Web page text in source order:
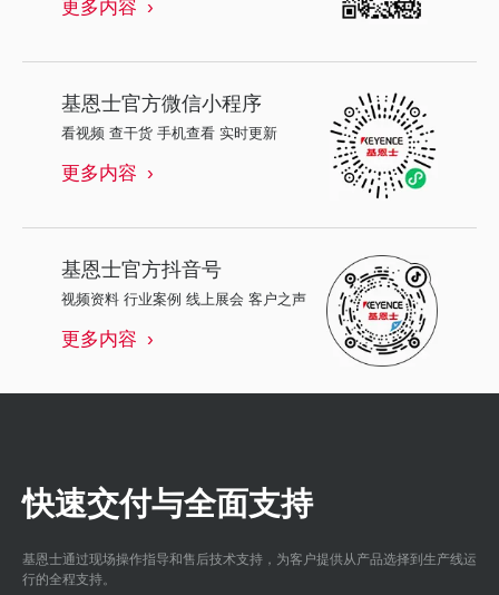
基恩士官方微信小程序
看视频 查干货 手机查看 实时更新
更多内容
基恩士官方抖音号
视频资料 行业案例 线上展会 客户之声
更多内容
快速交付与全面支持
基恩士通过现场操作指导和售后技术支持，为客户提供从产品选择到生产线运
行的全程支持。